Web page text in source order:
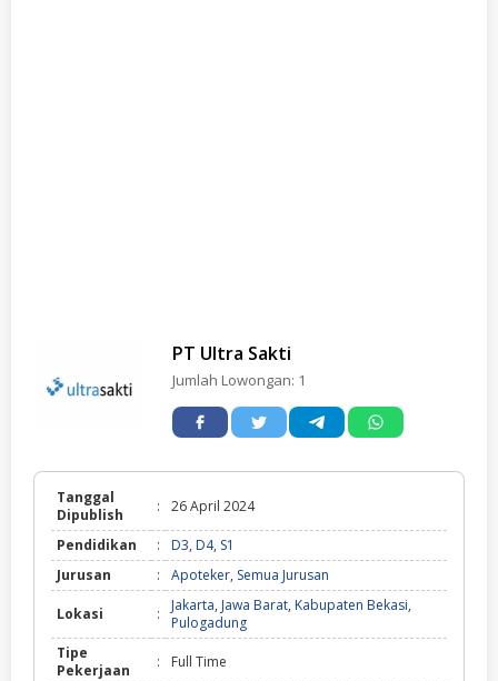
PT Ultra Sakti
Jumlah Lowongan: 1
Tanggal
Dipublish
: 26 April 2024
Pendidikan : D3, D4, S1
Jurusan
: Apoteker, Semua Jurusan
Lokasi : Jakarta, Jawa Barat, Kabupaten Bekasi,
Pulogadung
Tipe
Pekerjaan
: Full Time